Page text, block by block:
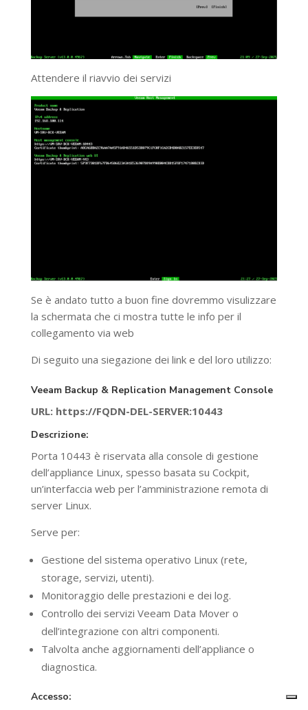
Attendere il riavvio dei servizi
Se è andato tutto a buon fine dovremmo visulizzare
la schermata che ci mostra tutte le info per il
collegamento via web
Di seguito una siegazione dei link e del loro utilizzo:
Veeam Backup & Replication Management Console
URL: https://FQDN-DEL-SERVER:10443
Descrizione:
Porta 10443 è riservata alla console di gestione
dell’appliance Linux, spesso basata su Cockpit,
un’interfaccia web per l’amministrazione remota di
server Linux.
Serve per:
Gestione del sistema operativo Linux (rete,
storage, servizi, utenti).
Monitoraggio delle prestazioni e dei log.
Controllo dei servizi Veeam Data Mover o
dell’integrazione con altri componenti.
Talvolta anche aggiornamenti dell’appliance o
diagnostica.
Accesso: